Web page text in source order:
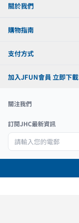
關於我們
購物指南
支付方式
加入JFUN會員 立即下載
關注我們
訂閱JHC最新資訊